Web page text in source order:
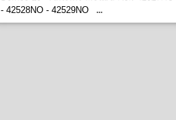
- 42528ΝΟ - 42529NO
...